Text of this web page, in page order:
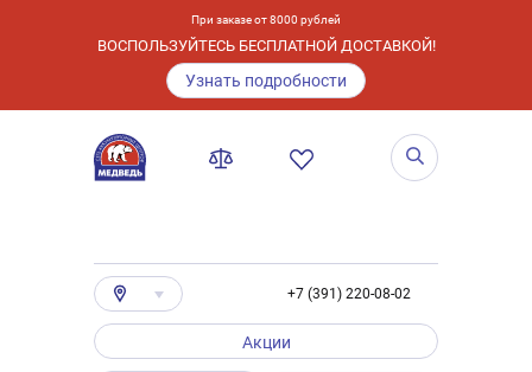
При заказе от 8000 рублей
ВОСПОЛЬЗУЙТЕСЬ БЕСПЛАТНОЙ ДОСТАВКОЙ!
Узнать подробности
+7 (391) 220-08-02
Акции